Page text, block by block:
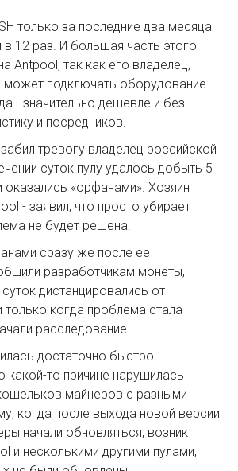
только за последние два месяца
12 раз. И большая часть этого
Antpool, так как его владелец,
может подключать оборудование
- значительно дешевле и без
и посредников.
тревогу владелец российской
суток пулу удалось добыть 5
оказались «орфанами». Хозяин
- заявил, что просто убирает
не будет решена.
сразу же после ее
разработчикам монеты,
дистанцировались от
только когда проблема стала
расследование.
достаточно быстро.
какой-то причине нарушилась
майнеров с разными
когда после выхода новой версии
начали обновляться, возник
и несколькими другими пулами,